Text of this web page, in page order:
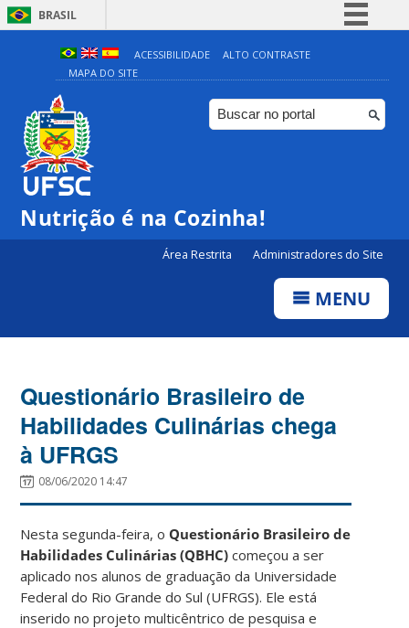
BRASIL
Simplifique!
Comunica BR
Participe
ACESSIBILIDADE
ALTO CONTRASTE
MAPA DO SITE
Nutrição é na Cozinha!
Área Restrita Administradores do Site
MENU
Questionário Brasileiro de
Habilidades Culinárias chega
à UFRGS
08/06/2020 14:47
Nesta segunda-feira, o Questionário Brasileiro de
Habilidades Culinárias (QBHC) começou a ser
aplicado nos alunos de graduação da Universidade
Federal do Rio Grande do Sul (UFRGS). Ele está
inserido no projeto multicêntricode pesquisa e